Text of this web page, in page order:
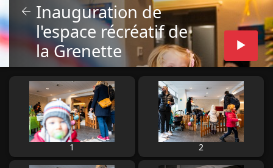
Inauguration de
l'espace récréatif de
la Grenette
1 2